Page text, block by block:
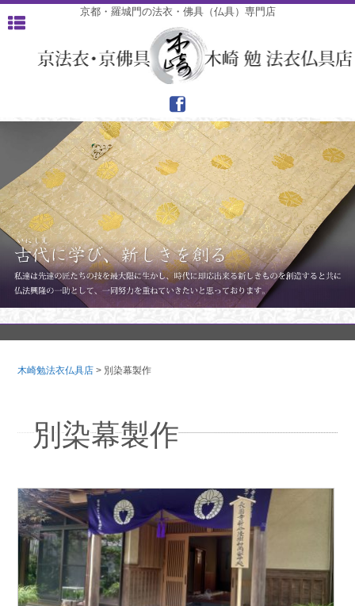
京都・羅城門の法衣・佛具（仏具）専門店
木崎勉法衣仏具店 > 別染幕製作
別染幕製作